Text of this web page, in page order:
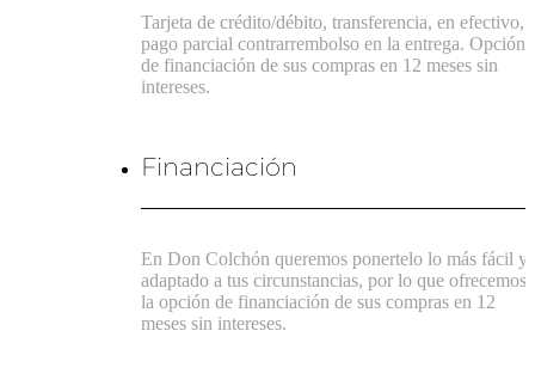
Tarjeta de crédito/débito, transferencia, en efectivo,
pago parcial contrarrembolso en la entrega. Opción
de financiación de sus compras en 12 meses sin
intereses.
Financiación
En Don Colchón queremos ponertelo lo más fácil y
adaptado a tus circunstancias, por lo que ofrecemos
la opción de financiación de sus compras en 12
meses sin intereses.